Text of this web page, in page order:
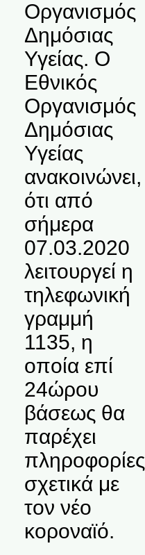
Οργανισμός
Δημόσιας
Υγείας. Ο
Εθνικός
Οργανισμός
Δημόσιας
Υγείας
ανακοινώνει,
ότι από
σήμερα
07.03.2020
λειτουργεί η
τηλεφωνική
γραμμή
1135, η
οποία επί
24ώρου
βάσεως θα
παρέχει
πληροφορίες
σχετικά με
τον νέο
κοροναϊό.